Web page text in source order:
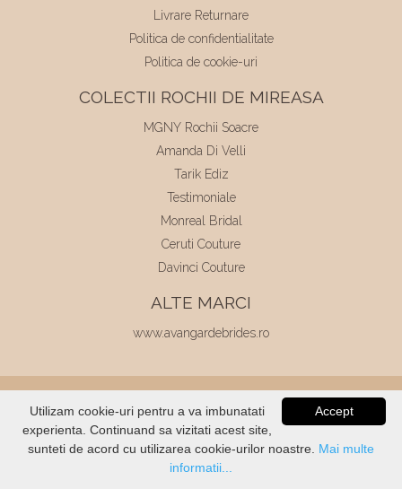
Livrare Returnare
Politica de confidentialitate
Politica de cookie-uri
COLECTII ROCHII DE MIREASA
MGNY Rochii Soacre
Amanda Di Velli
Tarik Ediz
Testimoniale
Monreal Bridal
Ceruti Couture
Davinci Couture
ALTE MARCI
www.avangardebrides.ro
© 2026Elite Mariaj | Toate drepturile
rezervate
Dezvoltat de Voitin.com
STOC
Accept
Utilizam cookie-uri pentru a va imbunatati
experienta. Continuand sa vizitati acest site,
sunteti de acord cu utilizarea cookie-urilor noastre. Mai multe
informatii...